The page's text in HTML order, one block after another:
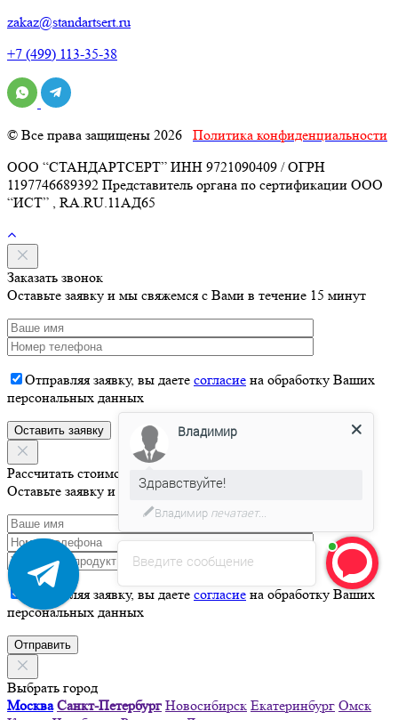
zakaz@standartsert.ru
+7 (499) 113-35-38
© Все права защищены 2026 Политика конфиденциальности
ООО “СТАНДАРТСЕРТ” ИНН 9721090409 / ОГРН
1197746689392 Представитель органа по сертификации ООО
“ИСТ” , RA.RU.11АД65
Заказать звонок
Оставьте заявку и мы свяжемся с Вами в течение 15 минут
Отправляя заявку, вы даете согласие на обработку Ваших
персональных данных
Рассчитать стоимость
Оставьте заявку и мы свяжемся с Вами в течение 15 минут
Отправляя заявку, вы даете согласие на обработку Ваших
персональных данных
Выбрать город
Москва Санкт-Петербург Новосибирск Екатеринбург Омск
Введите сообщение
Владимир
Здравствуйте!